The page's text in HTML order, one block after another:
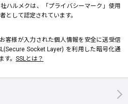
ハルメクは、「プライバシーマーク」使用
として認定されています。
客様が入力された個人情報を安全に送受信
Socket Layer) を利用した暗号化通
。 SSLとは？